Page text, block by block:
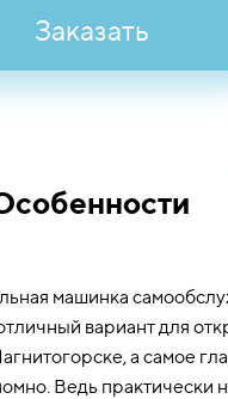
Заказать
машинка
вариант для
а самое
Ведь практически